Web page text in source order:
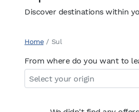
Discover destinations within
Home / Sul
From where do you want to